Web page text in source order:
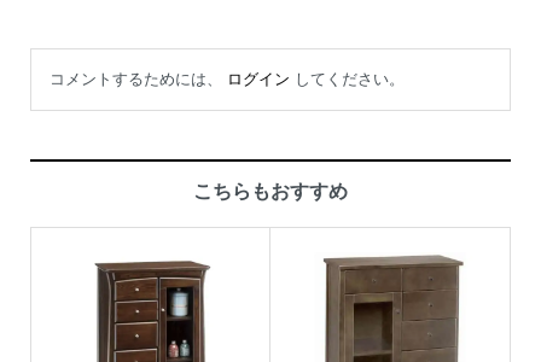
コメントするためには、 ログイン してください。
こちらもおすすめ